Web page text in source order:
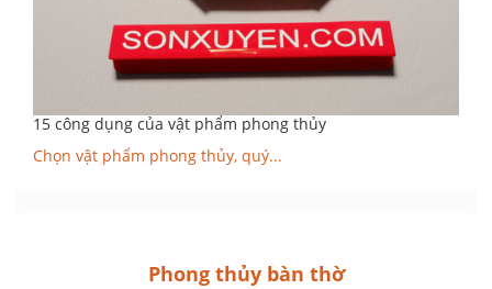
15 công dụng của vật phẩm phong thủy
Chọn vật phẩm phong thủy, quý...
Phong thủy bàn thờ